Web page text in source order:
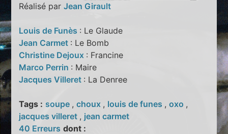
Réalisé parJean Girault
Louis de Funès : Le Glaude
Jean Carmet : Le Bomb
Christine Dejoux : Francine
Marco Perrin : Maire
Jacques Villeret : La Denree
Tags : soupe ,choux , louis de funes ,oxo ,
jacques villeret , jean carmet
40 Erreurs dont :